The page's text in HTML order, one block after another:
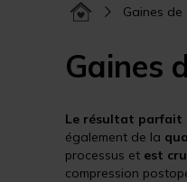
Gaines de
Gaines
Le résultat parfait
également de la
processus et est
compression